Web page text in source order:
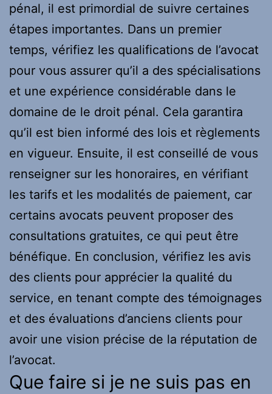
pénal, il est primordial de suivre certaines
étapes importantes. Dans un premier
temps, vérifiez les qualifications de l’avocat
pour vous assurer qu’il a des spécialisations
et une expérience considérable dans le
domaine de le droit pénal. Cela garantira
qu’il est bien informé des lois et règlements
en vigueur. Ensuite, il est conseillé de vous
renseigner sur les honoraires, en vérifiant
les tarifs et les modalités de paiement, car
certains avocats peuvent proposer des
consultations gratuites, ce qui peut être
bénéfique. En conclusion, vérifiez les avis
des clients pour apprécier la qualité du
service, en tenant compte des témoignages
et des évaluations d’anciens clients pour
avoir une vision précise de la réputation de
l’avocat.
Que faire si je ne suis pas en